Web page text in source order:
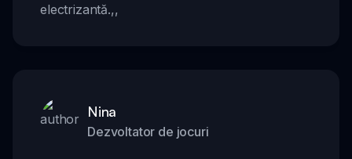
electrizantă.,,
Nina
Dezvoltator de jocuri